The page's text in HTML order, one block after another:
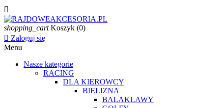

shopping_cart Koszyk (0)
 Zaloguj się
Menu
Nasze kategorie
RACING
DLA KIEROWCY
BIELIZNA
BALAKLAWY